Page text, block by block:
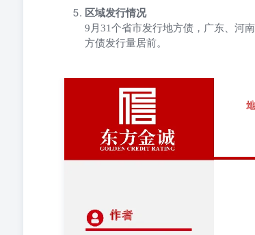
区域发行情况
9月31个省市发行地方债，广东、河
方债发行量居前。
——2025 年 9 月地方债发行情况分析 核心观
行环比、同比减少，再融资债发行环比减少
慢于去年同期的92.3%；用于置换隐债的再
分析师 徐嘉琦 从发行利率看，9月地方债
从发行利差看，9月地方债加权平均发行利差
21 日 从发行期限看，9月地方政府债加权
项债募集资金用途来看，9 月投向“市政和产
省市共发行37只未披露“一案两书”的特殊新
债，募集资金用于政府投资基金。 9 月共